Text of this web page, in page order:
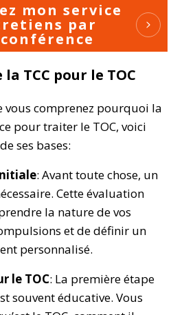
mon service
par
la TCC pour le TOC
vous comprenez pourquoi la
pour traiter le TOC, voici
ses bases:
: Avant toute chose, un
Cette évaluation
la nature de vos
et de définir un
personnalisé.
le TOC: La première étape
souvent éducative. Vous